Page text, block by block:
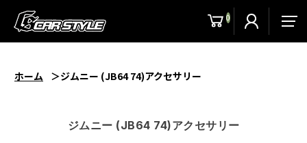
0
ホーム ジムニー (JB64 74)アクセサリー
ジムニー (JB64 74)アクセサリー